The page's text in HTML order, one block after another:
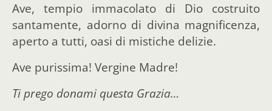
Ave, tempio immacolato di Dio costruito
santamente, adorno di divina magnificenza,
aperto a tutti, oasi di mistiche delizie.
Ave purissima! Vergine Madre!
Ti prego donami questa Grazia…